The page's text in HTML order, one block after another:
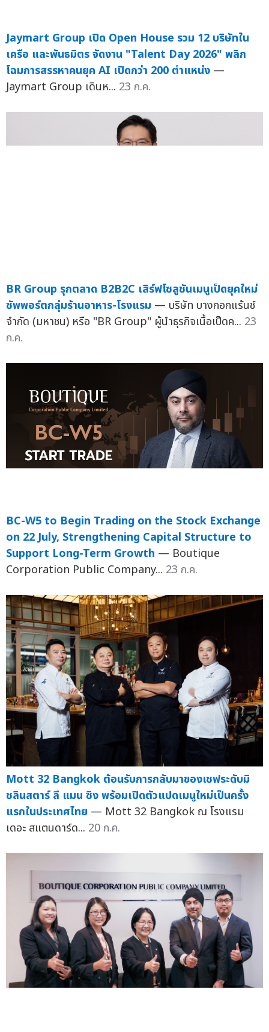
Jaymart Group เปิด Open House รวม 12 บริษัทใน
เครือ และพันธมิตร จัดงาน "Talent Day 2026" พลิก
โฉมการสรรหาคนยุค AI เปิดกว่า 200 ตำแหน่ง —
Jaymart Group เดินห... 23 ก.ค.
BR Group รุกตลาด B2B2C เสิร์ฟโซลูชันเมนูเป็ดยุคใหม่
ซัพพอร์ตกลุ่มร้านอาหาร-โรงแรม — บริษัท บางกอกแร้นช์
จำกัด (มหาชน) หรือ "BR Group" ผู้นำธุรกิจเนื้อเป็ดค... 23
ก.ค.
BC-W5 to Begin Trading on the Stock Exchange
on 22 July, Strengthening Capital Structure to
Support Long-Term Growth — Boutique
Corporation Public Company... 23 ก.ค.
Mott 32 Bangkok ต้อนรับการกลับมาของเชฟระดับมิ
ชลินสตาร์ ลี แมน ซิง พร้อมเปิดตัวแปดเมนูใหม่เป็นครั้ง
แรกในประเทศไทย — Mott 32 Bangkok ณ โรงแรม
เดอะ สแตนดาร์ด... 20 ก.ค.